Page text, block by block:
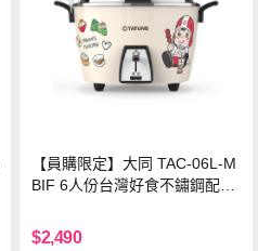
【員購限定】大同 TAC-06L-M
BIF 6人份台灣好食不鏽鋼配件
$2,490